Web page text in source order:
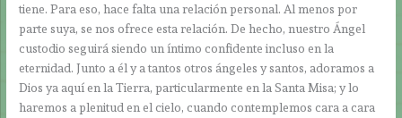
tiene. Para eso, hace falta una relación personal. Al menos por
parte suya, se nos ofrece esta relación. De hecho, nuestro Ángel
custodio seguirá siendo un íntimo confidente incluso en la
eternidad. Junto a él y a tantos otros ángeles y santos, adoramos a
Dios ya aquí en la Tierra, particularmente en la Santa Misa; y lo
haremos a plenitud en el cielo, cuando contemplemos cara a cara